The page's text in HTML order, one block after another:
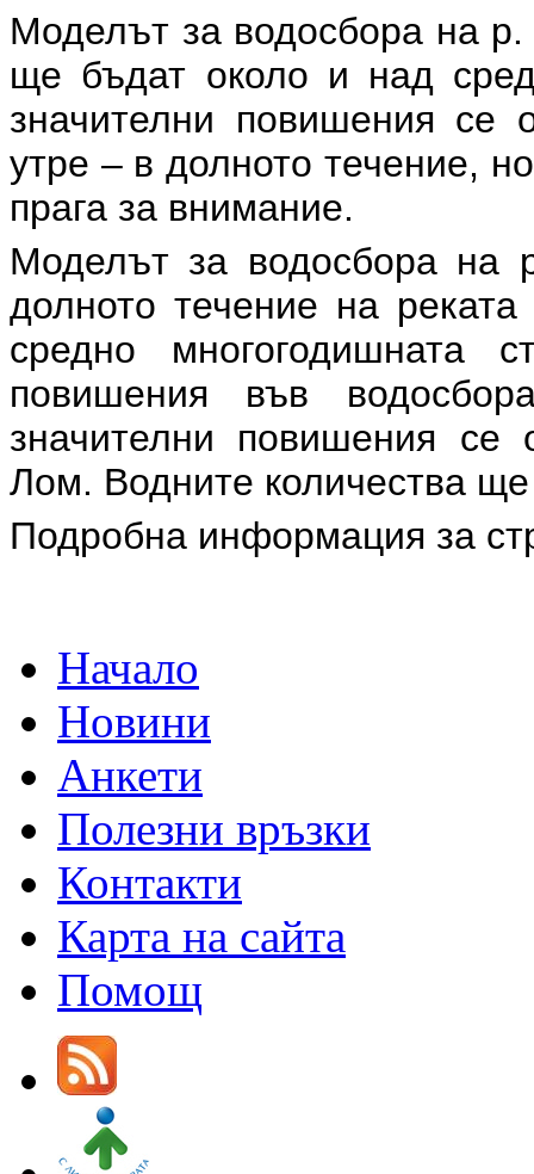
Моделът за водосбора на
ще бъдат около и над
значителни повишения се
утре – в долното течение,
прага за внимание.
Моделът за водосбора на
долното течение на
средно многогодишната
повишения във
значителни повишения се
Лом. Водните количества
Подробна информация за
Начало
Новини
Анкети
Полезни връзки
Контакти
Карта на сайта
Помощ